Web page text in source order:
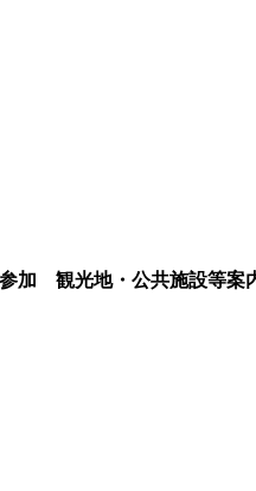
加 観光地・公共施設等案